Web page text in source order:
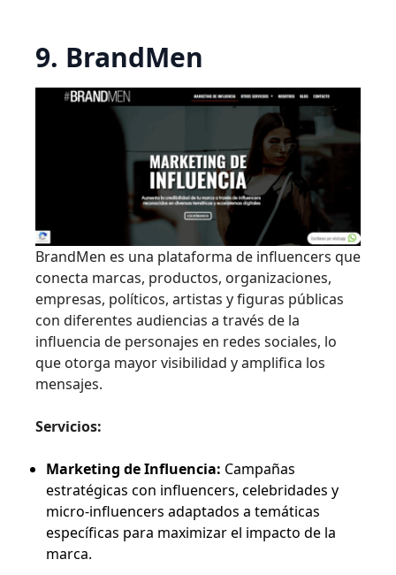
9. BrandMen
BrandMen es una plataforma de influencers que
conecta marcas, productos, organizaciones,
empresas, políticos, artistas y figuras públicas
con diferentes audiencias a través de la
influencia de personajes en redes sociales, lo
que otorga mayor visibilidad y amplifica los
mensajes.
Servicios:
Marketing de Influencia: Campañas
estratégicas con influencers, celebridades y
micro-influencers adaptados a temáticas
específicas para maximizar el impacto de la
marca.